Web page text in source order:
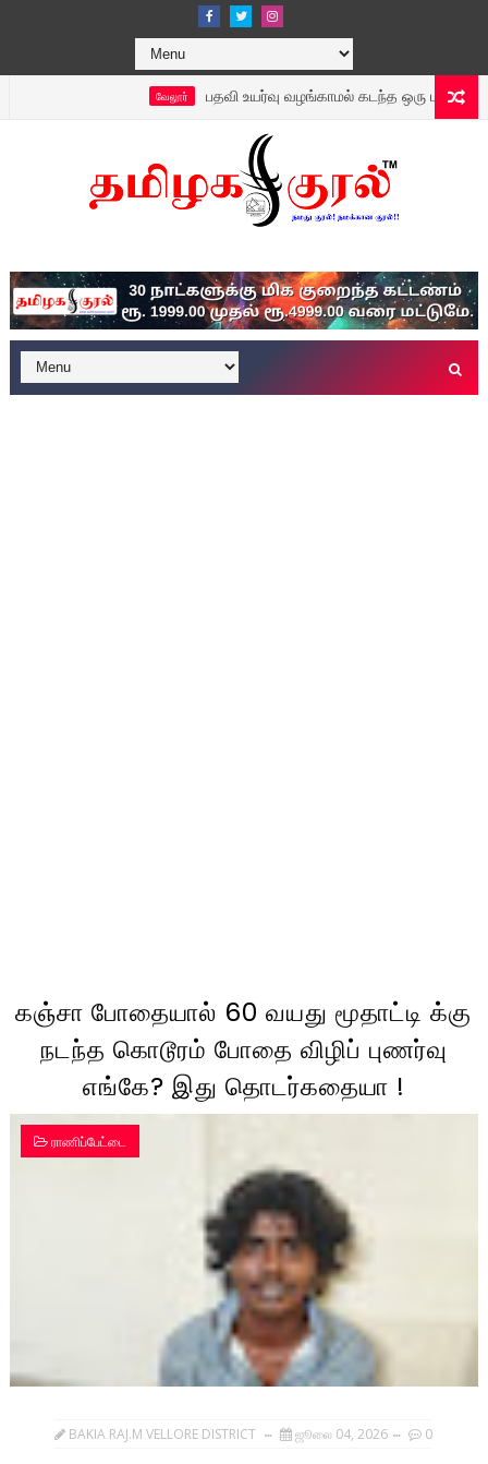
பதவி உயர்வு வழங்காமல் கடந்த ஒரு மாதமாக மாவட்ட
கஞ்சா போதையால் 60 வயது மூதாட்டி க்கு
நடந்த கொடூரம் போதை விழிப் புணர்வு
எங்கே? இது தொடர்கதையா !
ராணிப்பேட்டை
BAKIA RAJ.M VELLORE DISTRICT ஜூலை 04, 2026 0